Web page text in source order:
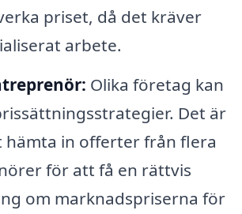
priset, då det kräver
arbete.
Olika företag kan
Det är
in offerter från flera
för att få en rättvis
om marknadspriserna för